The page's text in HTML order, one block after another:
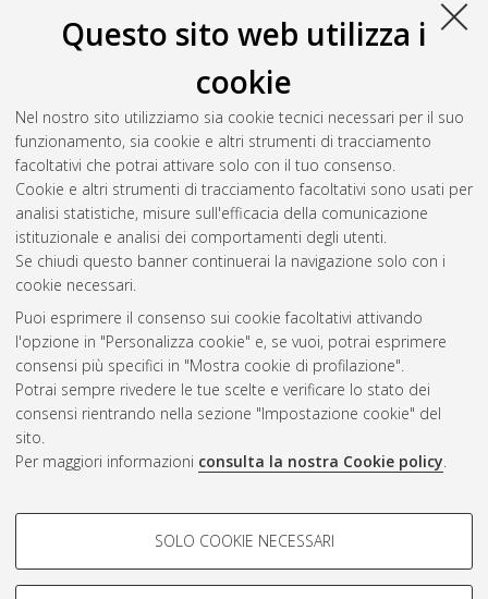
Questo sito web utilizza i
cookie
Nel nostro sito utilizziamo sia cookie tecnici necessari per il suo
funzionamento, sia cookie e altri strumenti di tracciamento
facoltativi che potrai attivare solo con il tuo consenso.
Cookie e altri strumenti di tracciamento facoltativi sono usati per
analisi statistiche, misure sull'efficacia della comunicazione
istituzionale e analisi dei comportamenti degli utenti.
Se chiudi questo banner continuerai la navigazione solo con i
cookie necessari.
Puoi esprimere il consenso sui cookie facoltativi attivando
l'opzione in "Personalizza cookie" e, se vuoi, potrai esprimere
consensi più specifici in "Mostra cookie di profilazione".
Potrai sempre rivedere le tue scelte e verificare lo stato dei
consensi rientrando nella sezione "Impostazione cookie" del
sito.
Per maggiori informazioni consulta la nostra Cookie policy.
COOKIE DI PROFILAZIONE -
Si tratta di cookie utilizzati per analizzare le caratteristiche della
SOLO COOKIE NECESSARI
(2008)La questione percettiva in
semiotica. Linee fondamentali e sviluppi della ricerca
[Dissertation thesis], Alma Mater Studiorum Università di
Bologna. Dottorato di ricerca inSemiotica, 19 Ciclo. DOI
10.6092/unibo/amsdottorato/1091.
Questa lista e' stata generata ilFri Aug 7 20:34:08 2026 CEST
Atom
Rss 1.0
Rss 2.0
ISSN: 2038-7946
Impostazioni Cookie
Informativa sulla privacy
Condizioni d’uso del sito